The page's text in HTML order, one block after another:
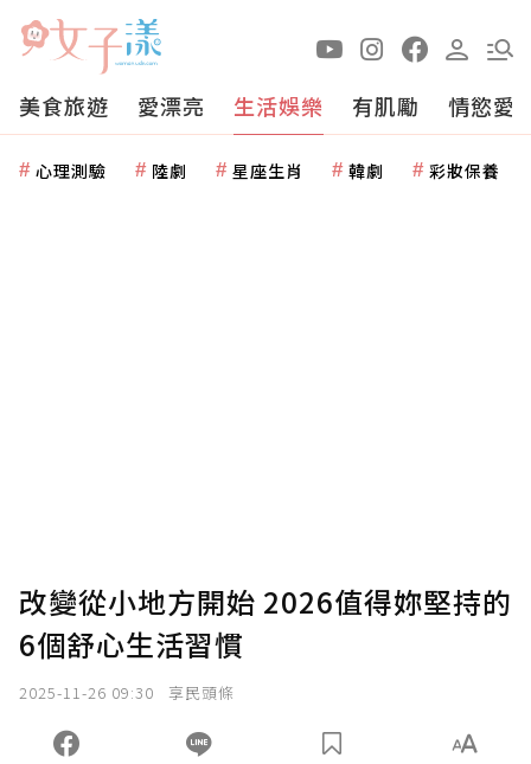
美食旅遊 愛漂亮 生活娛樂 有肌勵 情慾愛
心理測驗 陸劇 星座生肖 韓劇 彩妝保養
改變從小地方開始 2026值得妳堅持的
6個舒心生活習慣
2025-11-26 09:30 享民頭條